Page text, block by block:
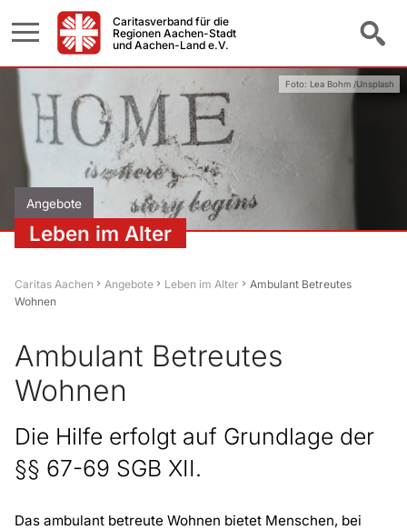
Caritasverband für die
Regionen Aachen-Stadt
und Aachen-Land e.V.
Angebote
Leben im Alter
Foto: Lea Bohm /Unsplash
Caritas Aachen Angebote Leben im Alter
Ambulant Betreutes
Wohnen
Ambulant Betreutes
Wohnen
Die Hilfe erfolgt auf Grundlage der
§§ 67-69 SGB XII.
Das ambulant betreute Wohnen bietet Menschen, bei